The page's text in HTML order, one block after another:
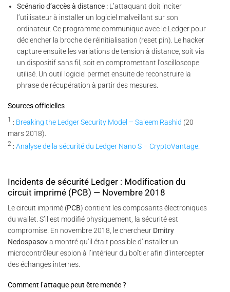
Scénario d’accès à distance : L’attaquant doit inciter
l’utilisateur à installer un logiciel malveillant sur son
ordinateur. Ce programme communique avec le Ledger pour
déclencher la broche de réinitialisation (reset pin). Le hacker
capture ensuite les variations de tension à distance, soit via
un dispositif sans fil, soit en compromettant l’oscilloscope
utilisé. Un outil logiciel permet ensuite de reconstruire la
phrase de récupération à partir des mesures.
Sources officielles
1 : Breaking the Ledger Security Model – Saleem Rashid (20
mars 2018).
2 : Analyse de la sécurité du Ledger Nano S – CryptoVantage
Incidents de sécurité Ledger : Modification du
circuit imprimé (PCB) — Novembre 2018
Le circuit imprimé (PCB) contient les composants électroniques
du wallet. S’il est modifié physiquement, la sécurité est
compromise. En novembre 2018, le chercheur Dmitry
Nedospasova montré qu’il était possible d’installer un
microcontrôleur espion à l’intérieur du boîtier afin d’intercepter
des échanges internes.
Comment l’attaque peut être menée ?